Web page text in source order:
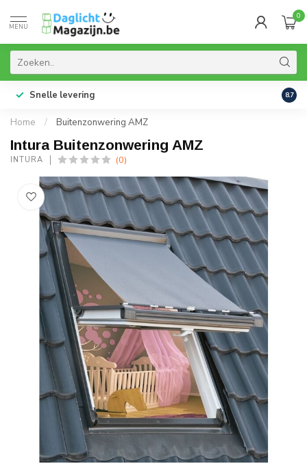
MENU
0
Snelle levering 99%
8.7
Home / Buitenzonwering AMZ
Intura Buitenzonwering AMZ
INTURA (0)